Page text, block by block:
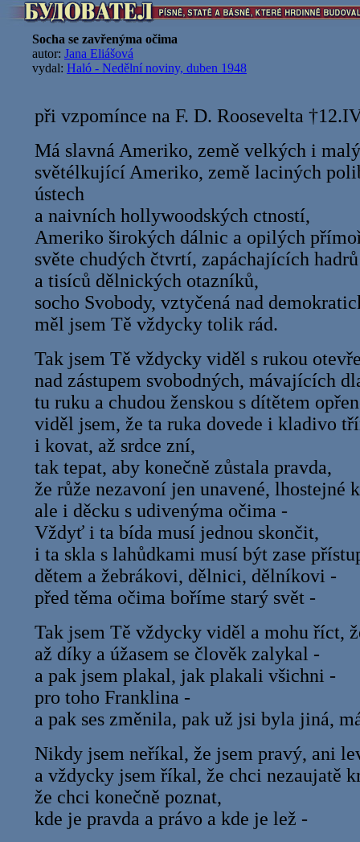
Socha se zavřenýma očima
autor: Jana Eliášová
vydal: Haló - Nedělní noviny, duben 1948
při vzpomínce na F. D. Roosevelta
Má slavná Ameriko, země velkých i
světélkující Ameriko, země laciných
ústech
a naivních hollywoodských ctností,
Ameriko širokých dálnic a opilých
světe chudých čtvrtí, zapáchajících hadrů
a tisíců dělnických otazníků,
socho Svobody, vztyčená nad
měl jsem Tě vždycky tolik rád.
Tak jsem Tě vždycky viděl s rukou
nad zástupem svobodných, mávajících
tu ruku a chudou ženskou s dítětem
viděl jsem, že ta ruka dovede i kladivo
i kovat, až srdce zní,
tak tepat, aby konečně zůstala pravda,
že růže nezavoní jen unavené, lhostejné
ale i děcku s udivenýma očima -
Vždyť i ta bída musí jednou skončit,
i ta skla s lahůdkami musí být zase
dětem a žebrákovi, dělnici, dělníkovi -
před těma očima boříme starý svět -
Tak jsem Tě vždycky viděl a mohu říct,
až díky a úžasem se člověk zalykal -
a pak jsem plakal, jak plakali všichni -
pro toho Franklina -
a pak ses změnila, pak už jsi byla jiná,
Nikdy jsem neříkal, že jsem pravý, ani
a vždycky jsem říkal, že chci nezaujatě
že chci konečně poznat,
kde je pravda a právo a kde je lež -